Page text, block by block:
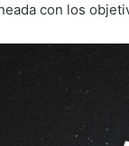
con los